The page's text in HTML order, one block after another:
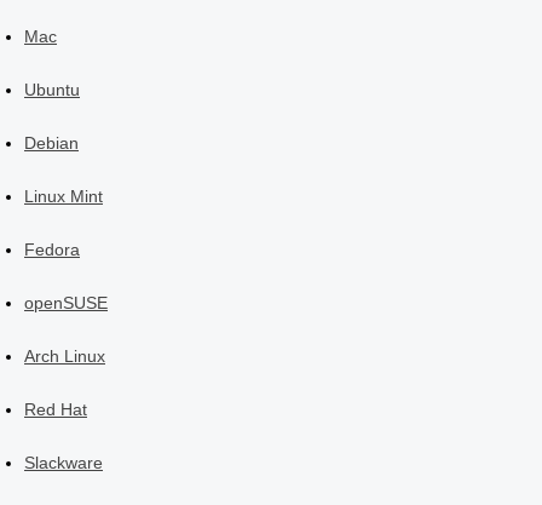
Mac
Ubuntu
Debian
Linux Mint
Fedora
openSUSE
Arch Linux
Red Hat
Slackware